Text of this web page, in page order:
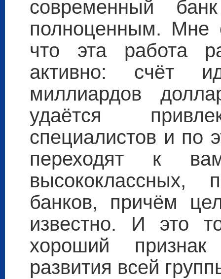
современный
полноценным. Мне
что эта работа
активно: счёт
миллиардов
удаётся
специалистов и по
переходят к
высококлассных,
банков, причём
известно. И это
хороший
развития всей